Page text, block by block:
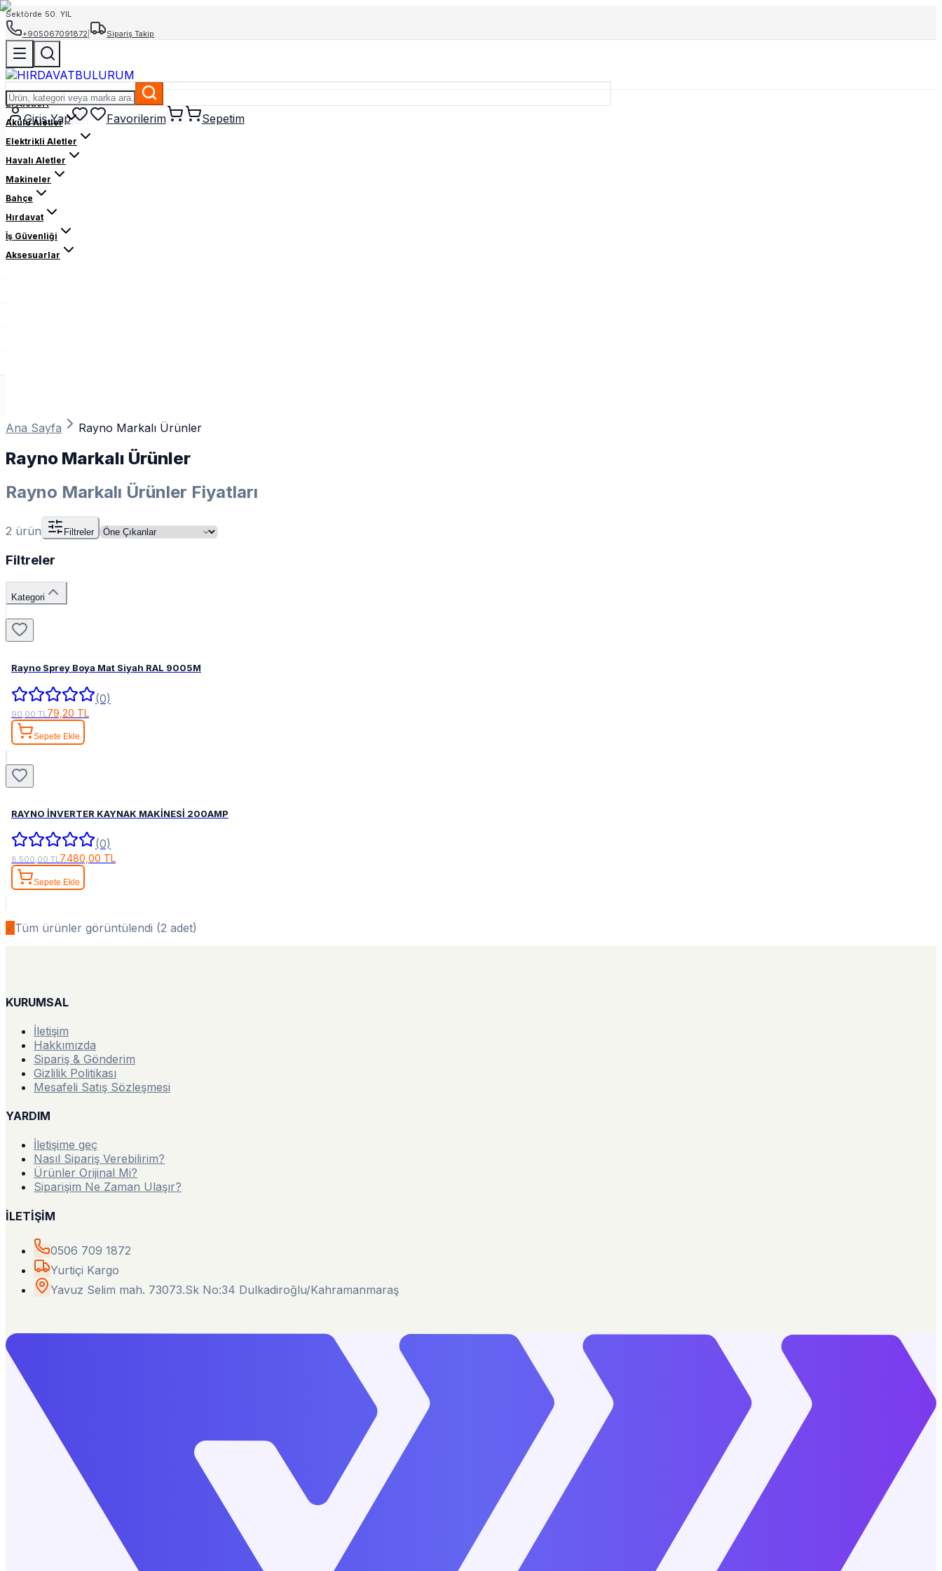
Sektörde 50. YIL
+905067091872
Sipariş Takip
Giriş Yap Favorilerim Sepetim
El Aletleri
Akülü Aletler
Elektrikli Aletler
Havalı Aletler
Makineler
Bahçe
Hırdavat
İş Güvenliği
Aksesuarlar
Ana Sayfa Rayno Markalı Ürünler
Rayno Markalı Ürünler
Rayno Markalı Ürünler Fiyatları
2 ürün Filtreler
Filtreler
Kategori
Rayno Sprey Boya Mat Siyah RAL 9005M
(0)
90,00 TL 79,20 TL
Sepete Ekle
RAYNO İNVERTER KAYNAK MAKİNESİ 200AMP
(0)
8.500,00 TL7.480,00 TL
Sepete Ekle
✓Tüm ürünler görüntülendi (2 adet)
KURUMSAL
İletişim
Hakkımızda
Sipariş & Gönderim
Gizlilik Politikası
Mesafeli Satış Sözleşmesi
YARDIM
İletişime geç
Nasıl Sipariş Verebilirim?
Ürünler Orijinal Mi?
Siparişim Ne Zaman Ulaşır?
İLETİŞİM
0506 709 1872
Yurtiçi Kargo
Yavuz Selim mah. 73073.Sk No:34 Dulkadiroğlu/Kahramanmaraş